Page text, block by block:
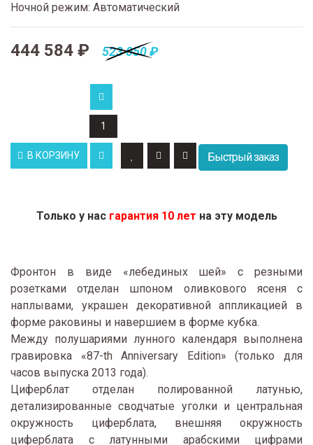
Ночной режим: Автоматический
444 584 ₽ 523 050 ₽
В КОРЗИНУ Быстрый заказ
Только у нас гарантия 10 лет на эту модель
Фронтон в виде «лебединых шей» с резными
розетками отделан шпоном оливкового ясеня с
наплывами, украшен декоративной аппликацией в
форме раковины и навершием в форме кубка.
Между полушариями лунного календаря выполнена
гравировка «87-th Anniversary Edition» (только для
часов выпуска 2013 года).
Циферблат отделан полированной латунью,
детализированные сводчатые уголки и центральная
окружность циферблата, внешняя окружность
циферблата с латунными арабскими цифрами